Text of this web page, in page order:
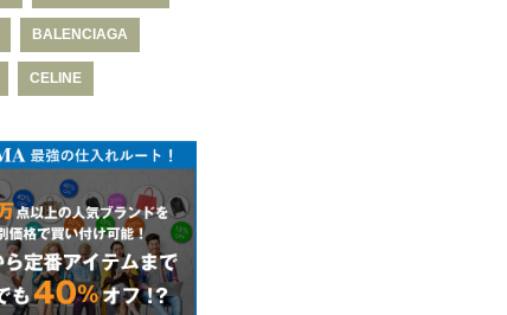
BALENCIAGA
CELINE